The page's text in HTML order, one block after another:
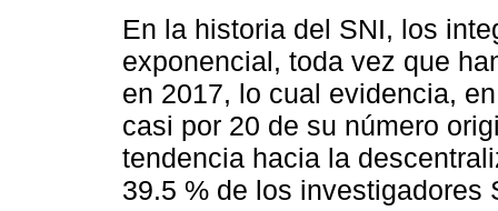
En la historia del SNI, los
exponencial, toda vez que
en 2017, lo cual evidencia,
casi por 20 de su número
tendencia hacia la
39.5 % de los investigadores